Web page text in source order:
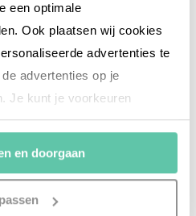
een optimale
Ook plaatsen wij cookies
advertenties te
advertenties op je
Je kunt je voorkeuren
Klik je op ‘Accepteren en
en doorgaan
Ort in der Drôme